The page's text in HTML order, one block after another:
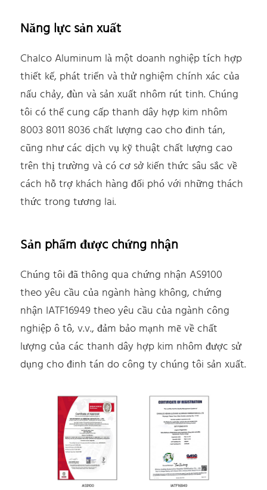
Năng lực sản xuất
Chalco Aluminum là một doanh nghiệp tích hợp
thiết kế, phát triển và thử nghiệm chính xác của
nấu chảy, đùn và sản xuất nhôm rút tinh. Chúng
tôi có thể cung cấp thanh dây hợp kim nhôm
8003 8011 8036 chất lượng cao cho đinh tán,
cũng như các dịch vụ kỹ thuật chất lượng cao
trên thị trường và có cơ sở kiến thức sâu sắc về
cách hỗ trợ khách hàng đối phó với những thách
thức trong tương lai.
Sản phẩm được chứng nhận
Chúng tôi đã thông qua chứng nhận AS9100
theo yêu cầu của ngành hàng không, chứng
nhận IATF16949 theo yêu cầu của ngành công
nghiệp ô tô, v.v., đảm bảo mạnh mẽ về chất
lượng của các thanh dây hợp kim nhôm được sử
dụng cho đinh tán do công ty chúng tôi sản xuất.